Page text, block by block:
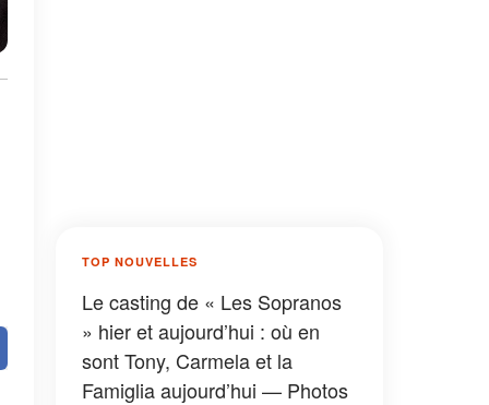
TOP NOUVELLES
Le casting de « Les Sopranos
» hier et aujourd’hui : où en
sont Tony, Carmela et la
Famiglia aujourd’hui — Photos